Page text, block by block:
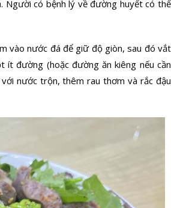
Người có bệnh lý về đường huyết có thể
vào nước đá để giữ độ giòn, sau đó vắt
đường (hoặc đường ăn kiêng nếu cần
nước trộn, thêm rau thơm và rắc đậu